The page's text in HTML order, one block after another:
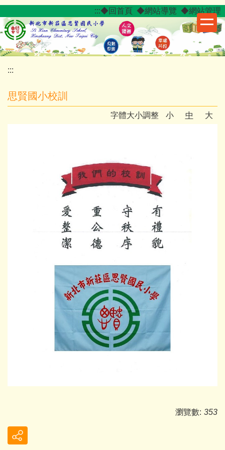
跳
到
主
內
容
:::◆回首頁 ◆網站導覽 ◆網站管理
:::
思賢國小校訓
字體大小調整 小 中 大
瀏覽數: 353